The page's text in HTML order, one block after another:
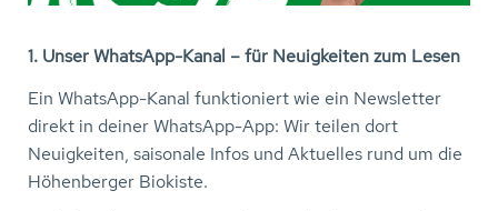
1. Unser WhatsApp-Kanal – für Neuigkeiten zum Lesen
Ein WhatsApp-Kanal funktioniert wie ein Newsletter
direkt in deiner WhatsApp-App: Wir teilen dort
Neuigkeiten, saisonale Infos und Aktuelles rund um die
Höhenberger Biokiste.